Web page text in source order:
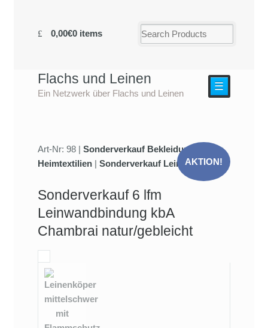
0,00€0 items
Flachs und Leinen
Ein Netzwerk über Flachs und Leinen
☰
AKTION!
Art-Nr: 98 |Sonderverkauf Bekleidung und
Heimtextilien |Sonderverkauf Leinenstoffe
Sonderverkauf 6 lfm
Leinwandbindung kbA
Chambrai natur/gebleicht